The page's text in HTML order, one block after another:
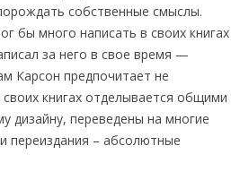
собственные смыслы.
бы много написать в своих книгах
за него в свое время —
Карсон предпочитает не
книгах отделывается общими
дизайну, переведены на многие
переиздания – абсолютные